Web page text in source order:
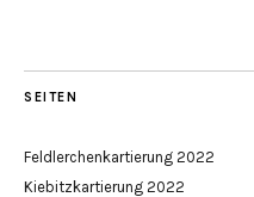
SEITEN
Feldlerchenkartierung 2022
Kiebitzkartierung 2022